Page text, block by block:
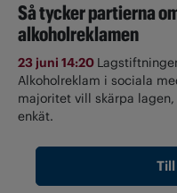
Så tycker partierna
alkoholreklamen
23 juni 14:20
Alkoholreklam i sociala
majoritet vill skärpa
enkät.